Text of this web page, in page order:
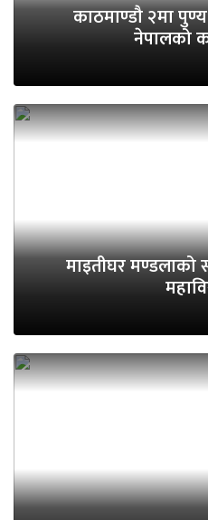
काठमाण्डौ २मा
नेपालको
माइतीघर